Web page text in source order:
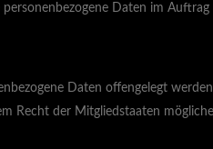
Daten im
Daten offengelegt
der Mitgliedstaaten